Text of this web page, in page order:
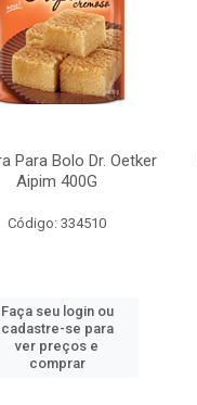
Para Bolo Dr. Oetker
Aipim 400G
Código: 334510
Faça seu login ou
cadastre-se para
ver preços e
comprar